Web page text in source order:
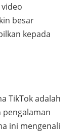
besar
kepada
TikTok adalah
ini mengenali